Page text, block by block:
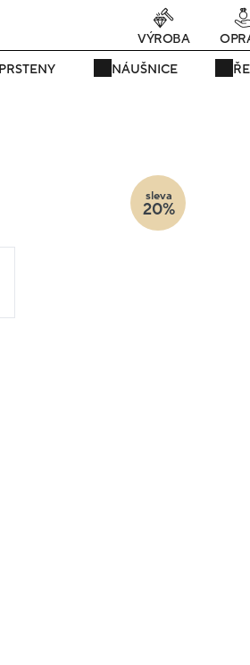
Právě teď! - 20 % na vše! Kód:
PRSTENY NÁUŠNICE
VÝROBA
sleva
20%